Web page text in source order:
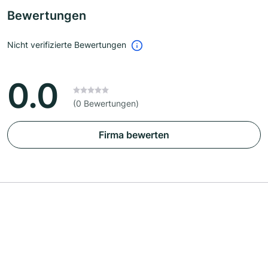
Bewertungen
Nicht verifizierte Bewertungen
0.0 (0 Bewertungen)
Firma bewerten